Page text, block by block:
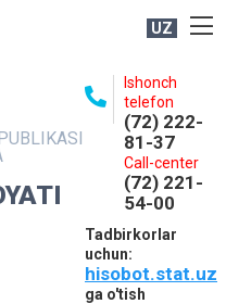
UZ
Ishonch
telefon
(72) 222-
81-37
Call-center
(72) 221-
54-00
Tadbirkorlar
uchun:
hisobot.stat.uz
ga o'tish